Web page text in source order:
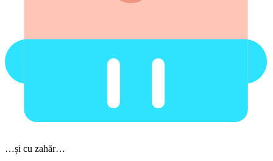
…și cu zahăr…